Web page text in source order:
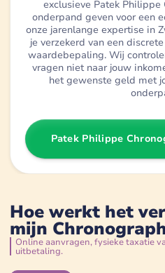
exclusieve Patek
onderpand geven voor een
onze jarenlange expertise in
je verzekerd van een
waardebepaling. Wij
vragen niet naar jouw
het gewenste geld met
Patek Philippe
Hoe werkt het
mijn
Online aanvragen, fysieke taxatie
uitbetaling.